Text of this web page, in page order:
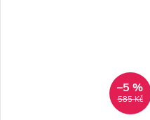
585 Kč
–5 %